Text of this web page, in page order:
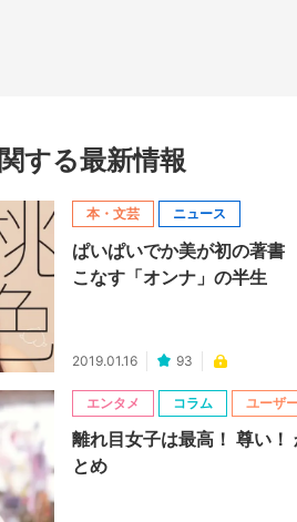
する最新情報
本・文芸 ニュース
ぱいぱいでか美が初の著
こなす「オンナ」の半生
2019.01.16 93
エンタメ コラム ユーザ
離れ目女子は最高！ 尊い！
とめ